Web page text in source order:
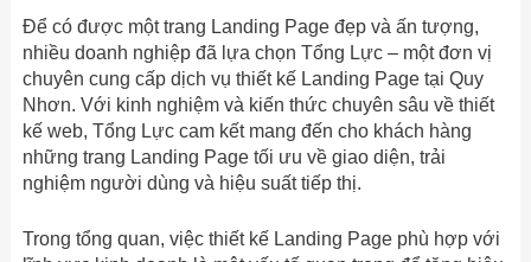
Để có được một trang Landing Page đẹp và ấn tượng,
nhiều doanh nghiệp đã lựa chọn Tổng Lực – một đơn vị
chuyên cung cấp dịch vụ thiết kế Landing Page tại Quy
Nhơn. Với kinh nghiệm và kiến thức chuyên sâu về thiết
kế web, Tổng Lực cam kết mang đến cho khách hàng
những trang Landing Page tối ưu về giao diện, trải
nghiệm người dùng và hiệu suất tiếp thị.
Trong tổng quan, việc thiết kế Landing Page phù hợp với